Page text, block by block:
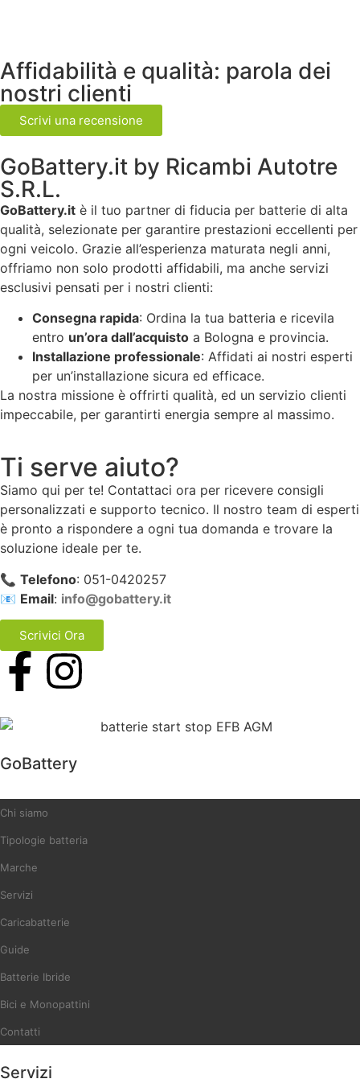
Affidabilità e qualità: parola dei
nostri clienti
Scrivi una recensione
GoBattery.it by Ricambi Autotre
S.R.L.
GoBattery.it è il tuo partner di fiducia per batterie di alta
qualità, selezionate per garantire prestazioni eccellenti per
ogni veicolo. Grazie all’esperienza maturata negli anni,
offriamo non solo prodotti affidabili, ma anche servizi
esclusivi pensati per i nostri clienti:
Consegna rapida: Ordina la tua batteria e ricevila
entro un’ora dall’acquisto a Bologna e provincia.
Installazione professionale: Affidati ai nostri esperti
per un’installazione sicura ed efficace.
La nostra missione è offrirti qualità, ed un servizio clienti
impeccabile, per garantirti energia sempre al massimo.
Ti serve aiuto?
Siamo qui per te! Contattaci ora per ricevere consigli
personalizzati e supporto tecnico. Il nostro team di esperti
è pronto a rispondere a ogni tua domanda e trovare la
soluzione ideale per te.
📞 Telefono: 051-0420257
📧 Email: info@gobattery.it
Scrivici Ora
GoBattery
Chi siamo
Tipologie batteria
Marche
Servizi
Caricabatterie
Guide
Batterie Ibride
Bici e Monopattini
Contatti
Servizi